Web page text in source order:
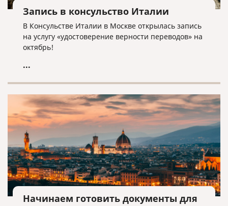
Запись в консульство Италии
В Консульстве Италии в Москве открылась запись
на услугу «удостоверение верности переводов» на
октябрь!
...
Начинаем готовить документы для